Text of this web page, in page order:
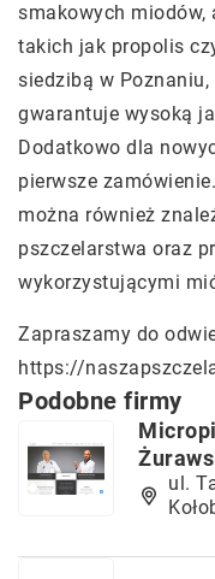
smakowych miodów,
takich jak propolis
siedzibą w
gwarantuje wysoką
Dodatkowo dla
pierwsze
można również
pszczelarstwa oraz
wykorzystującymi
Zapraszamy do
https://
Podobne firmy
ul.